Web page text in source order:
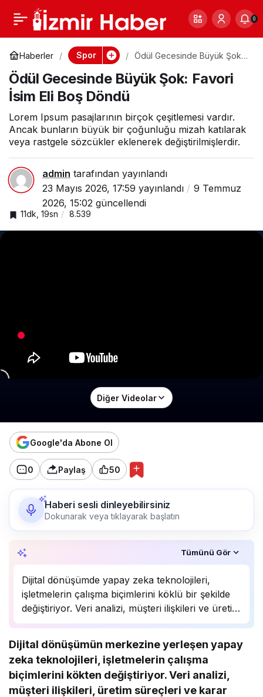
0
Haberler Spor
Ödül Gecesinde Büyük Şok:
Ödül Gecesinde Büyük Şok: Favori
İsim Eli Boş Döndü
Lorem Ipsum pasajlarının birçok çeşitlemesi vardır.
Ancak bunların büyük bir çoğunluğu mizah katılarak
veya rastgele sözcükler eklenerek değiştirilmişlerdir.
admin tarafından yayınlandı
23 Mayıs 2026, 17:59 yayınlandı
9 Temmuz
2026, 15:02 güncellendi
11dk, 19sn 8.539
Diğer Videolar
Google'da Abone Ol
0 Paylaş 50
Haberi sesli dinleyebilirsiniz
Dokunarak veya tıklayarak başlatın
Tümünü Gör
Dijital dönüşümde yapay zeka teknolojileri,
işletmelerin çalışma biçimlerini köklü bir şekilde
değiştiriyor. Veri analizi, müşteri ilişkileri ve üretim
süreçlerinde önemli bir rol oynayan yapay zeka,
Uzmanlar, bu teknolojinin önümüzdeki yıllarda
daha da yaygınlaşarak…
Dijital dönüşümün merkezine yerleşen yapay
zeka teknolojileri, işletmelerin çalışma
biçimlerini kökten değiştiriyor. Veri analizi,
müşteri ilişkileri, üretim süreçleri ve karar
Dizi Sektöründe
Büyük Kriz:
Yapımcılar Ayakta
0 Paylaş